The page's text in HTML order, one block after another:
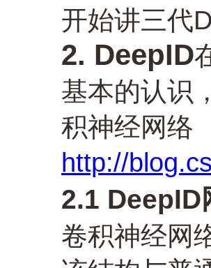
开始讲三代
2. DeepID
基本的认识
积神经网络
http://
2.1 DeepID
卷积神经网